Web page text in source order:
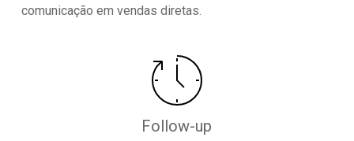
comunicação em vendas diretas.
Follow-up